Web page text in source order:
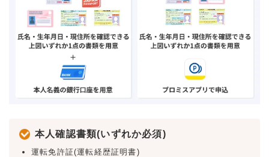
本人確認書類(いずれか必須)
運転免許証(運転経歴証明書)